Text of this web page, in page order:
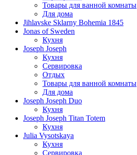
Товары для ванной комнаты
Для дома
Jihlavske Sklarny Bohemia 1845
Jonas of Sweden
Кухня
Joseph Joseph
Кухня
Сервировка
Отдых
Товары для ванной комнаты
Для дома
Joseph Joseph Duo
Кухня
Joseph Joseph Titan Totem
Кухня
Julia Vysotskaya
Кухня
Сервировка